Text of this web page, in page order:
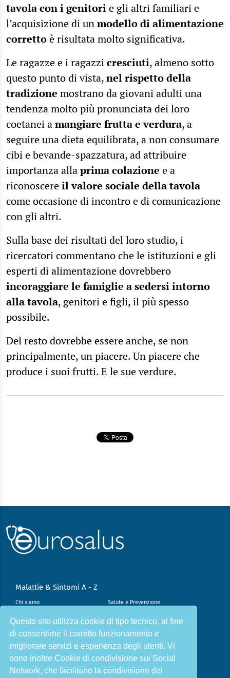
Questo sito utilizza cookie di tipo tecnico, al fine
di consentirne il corretto funzionamento e
migliorare servizi e esperienza degli utenti. Vi
sono inoltre Cookie di condivisione sui Social
Network, che facilitano la condivisione dei
tavola con i genitorie gli altri familiari e
l’acquisizione di unmodello di alimentazione
correttoè risultata molto significativa.
Le ragazze e i ragazzicresciuti, almeno sotto
questo punto di vista,nel rispetto della
tradizione mostrano da giovani adulti una
tendenza molto più pronunciata dei loro
coetanei amangiare frutta e verdura, a
seguire una dieta equilibrata, a non consumare
cibi e bevande-spazzatura, ad attribuire
importanza allaprima colazione e a
riconoscereil valore sociale della tavola
come occasione di incontro e di comunicazione
con gli altri.
Sulla base dei risultati del loro studio, i
ricercatori commentano che le istituzioni e gli
esperti di alimentazione dovrebbero
incoraggiare le famiglie a sedersi intorno
alla tavola, genitori e figli, il più spesso
possibile.
Del resto dovrebbe essere anche, se non
principalmente, un piacere. Un piacere che
produce i suoi frutti. E le sue verdure.
Malattie & Sintomi A - Z
Chi siamo Salute e Prevenzione
Infiammazione e Allergia Direzione scientifica
Nutrizione e Stili di vita Sport e Benessere
Cookie Policy L’angolo del dottore